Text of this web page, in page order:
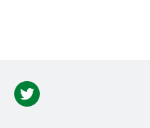
Twitter